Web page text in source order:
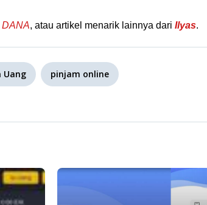
, atau artikel menarik lainnya dari Ilyas.
Uang pinjam online